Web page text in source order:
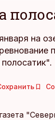
на